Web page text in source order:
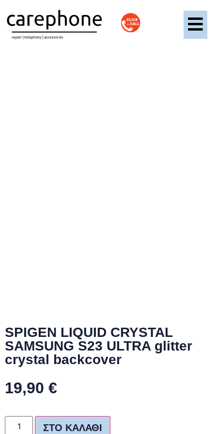
SPIGEN LIQUID CRYSTAL
SAMSUNG S23 ULTRA glitter
crystal backcover
19,90 €
ΣΤΟ ΚΑΛΆΘΙ